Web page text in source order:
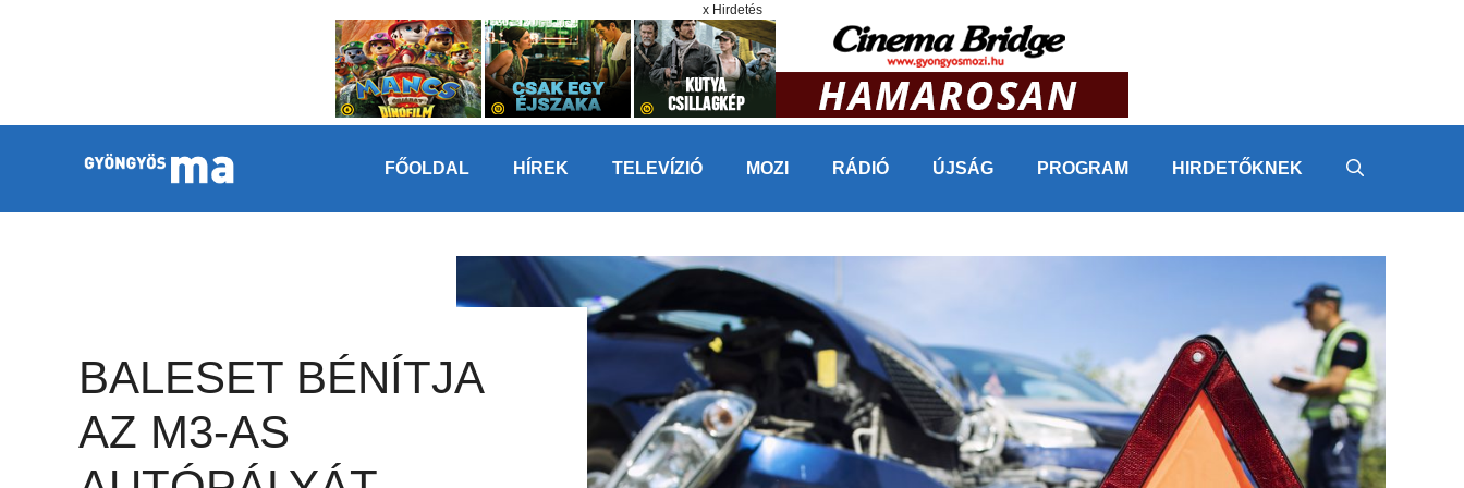
x Hirdetés
FŐOLDAL HÍREK TELEVÍZIÓ MOZI RÁDIÓ ÚJSÁG PROGRAM HIRDETŐKNEK
BALESET BÉNÍTJA
AZ M3-AS